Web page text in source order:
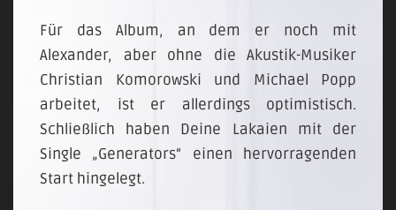
Für das Album, an dem er noch mit
Alexander, aber ohne die Akustik-Musiker
Christian Komorowski und Michael Popp
arbeitet, ist er allerdings optimistisch.
Schließlich haben Deine Lakaien mit der
Single „Generators“ einen hervorragenden
Start hingelegt.